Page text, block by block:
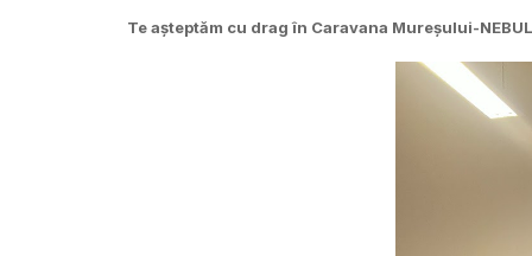
Te așteptăm cu drag în Caravana Mureșului-